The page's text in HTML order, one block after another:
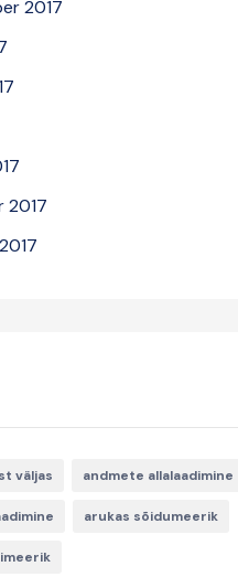
2017
2017
väljas andmete allalaadimine
arukas sõidumeerik